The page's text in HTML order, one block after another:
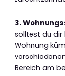
3.
solltest du dir
Wohnung
Bereich am